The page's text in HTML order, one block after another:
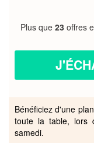
Plus que 23 offres
Bénéficiez d'une
toute la table, lors
samedi.